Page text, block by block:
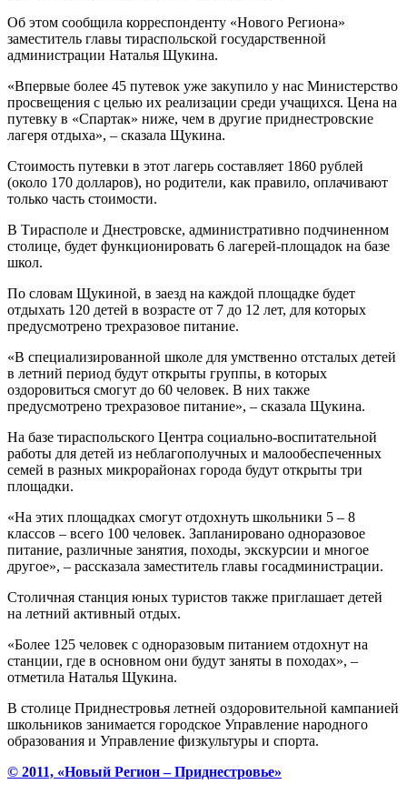
Об этом сообщила корреспонденту «Нового Региона»
заместитель главы тираспольской государственной
администрации Наталья Щукина.
«Впервые более 45 путевок уже закупило у нас Министерство
просвещения с целью их реализации среди учащихся. Цена на
путевку в «Спартак» ниже, чем в другие приднестровские
лагеря отдыха», – сказала Щукина.
Стоимость путевки в этот лагерь составляет 1860 рублей
(около 170 долларов), но родители, как правило, оплачивают
только часть стоимости.
В Тирасполе и Днестровске, административно подчиненном
столице, будет функционировать 6 лагерей-площадок на базе
школ.
По словам Щукиной, в заезд на каждой площадке будет
отдыхать 120 детей в возрасте от 7 до 12 лет, для которых
предусмотрено трехразовое питание.
«В специализированной школе для умственно отсталых детей
в летний период будут открыты группы, в которых
оздоровиться смогут до 60 человек. В них также
предусмотрено трехразовое питание», – сказала Щукина.
На базе тираспольского Центра социально-воспитательной
работы для детей из неблагополучных и малообеспеченных
семей в разных микрорайонах города будут открыты три
площадки.
«На этих площадках смогут отдохнуть школьники 5 – 8
классов – всего 100 человек. Запланировано одноразовое
питание, различные занятия, походы, экскурсии и многое
другое», – рассказала заместитель главы госадминистрации.
Столичная станция юных туристов также приглашает детей
на летний активный отдых.
«Более 125 человек с одноразовым питанием отдохнут на
станции, где в основном они будут заняты в походах», –
отметила Наталья Щукина.
В столице Приднестровья летней оздоровительной кампанией
школьников занимается городское Управление народного
образования и Управление физкультуры и спорта.
© 2011, «Новый Регион – Приднестровье»